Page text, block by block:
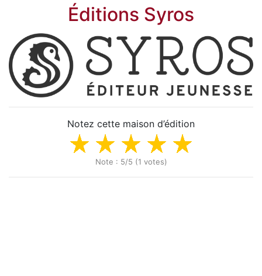
Éditions Syros
Notez cette maison d’édition
Note : 5/5 (1 votes)